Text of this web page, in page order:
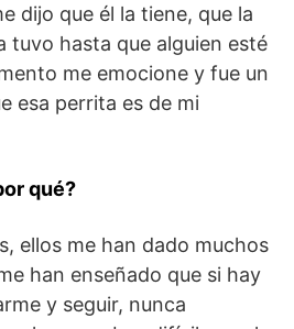
dijo que él la tiene, que la
tuvo hasta que alguien esté
me emocione y fue un
esa perrita es de mi
qué?
ellos me han dado muchos
han enseñado que si hay
y seguir, nunca